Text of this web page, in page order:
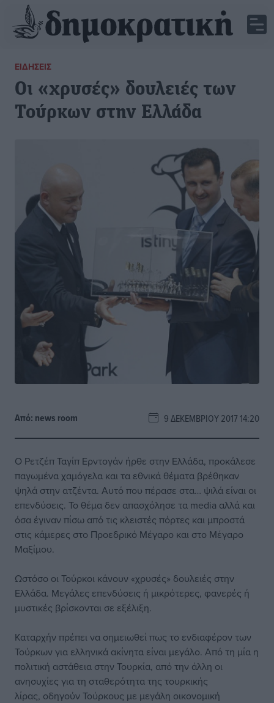
ΕΙΔΉΣΕΙΣ
Οι «χρυσές» δουλειές των
Τούρκων στην Ελλάδα
Από: news room 9 ΔΕΚΕΜΒΡΊΟΥ 2017 14:20
Ο Ρετζέπ Ταγίπ Ερντογάν ήρθε στην Ελλάδα, προκάλεσε
παγωμένα χαμόγελα και τα εθνικά θέματα βρέθηκαν
ψηλά στην ατζέντα. Αυτό που πέρασε στα… ψιλά είναι οι
επενδύσεις. Το θέμα δεν απασχόλησε τα media αλλά και
όσα έγιναν πίσω από τις κλειστές πόρτες και μπροστά
στις κάμερες στο Προεδρικό Μέγαρο και στο Μέγαρο
Μαξίμου.
Ωστόσο οι Τούρκοι κάνουν «χρυσές» δουλειές στην
Ελλάδα. Μεγάλες επενδύσεις ή μικρότερες, φανερές ή
μυστικές βρίσκονται σε εξέλιξη.
Καταρχήν πρέπει να σημειωθεί πως το ενδιαφέρον των
Τούρκων για ελληνικά ακίνητα είναι μεγάλο. Από τη μία η
πολιτική αστάθεια στην Τουρκία, από την άλλη οι
ανησυχίες για τη σταθερότητα της τουρκικής
λίρας, οδηγούν Τούρκους με μεγάλη οικονομική